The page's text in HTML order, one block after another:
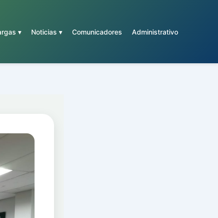
▾ Noticias ▾ Comunicadores Administrativo